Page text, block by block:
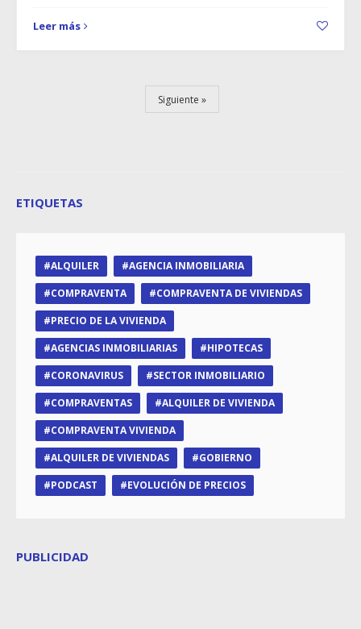
Leer más
Siguiente
ETIQUETAS
ALQUILER
AGENCIA INMOBILIARIA
COMPRAVENTA
COMPRAVENTA DE VIVIENDAS
PRECIO DE LA VIVIENDA
AGENCIAS INMOBILIARIAS
HIPOTECAS
CORONAVIRUS
SECTOR INMOBILIARIO
COMPRAVENTAS
ALQUILER DE VIVIENDA
COMPRAVENTA VIVIENDA
ALQUILER DE VIVIENDAS
GOBIERNO
PODCAST
EVOLUCIÓN DE PRECIOS
PUBLICIDAD